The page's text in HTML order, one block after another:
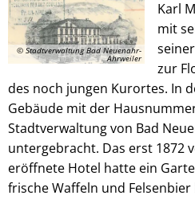
© Stadtverwaltung Bad Neuenahr-
Ahrweiler
Karl
mit
zur
des noch jungen Kurortes. In
Gebäude mit der
Stadtverwaltung von Bad
untergebracht. Das erst 1872
eröffnete Hotel hatte ein
frische Waffeln und